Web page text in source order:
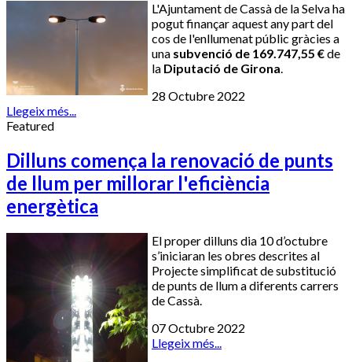
L'Ajuntament de Cassà de la Selva ha
pogut finançar aquest any part del
cos de l'enllumenat públic gràcies a
una subvenció de 169.747,55 €de
la Diputació de Girona.
28 Octubre 2022
Llegeix més...
Featured
Dilluns comença la renovació de punts
de llum per millorar l'eficiència
energètica
El proper dilluns dia 10 d’octubre
s’iniciaran les obres descrites al
Projecte simplificat de substitució
de punts de llum a diferents carrers
de Cassà.
07 Octubre 2022
Llegeix més...